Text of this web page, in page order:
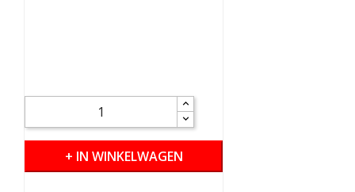
+ IN WINKELWAGEN